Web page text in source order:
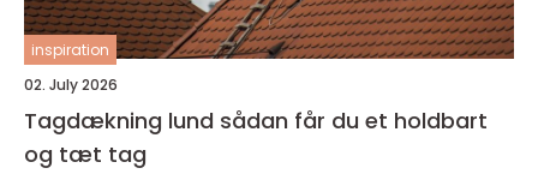
inspiration
02. July 2026
Tagdækning lund sådan får du et holdbart
og tæt tag